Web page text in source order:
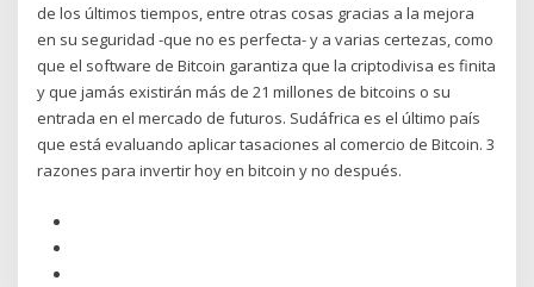
de los últimos tiempos, entre otras cosas gracias a la mejora
en su seguridad -que no es perfecta- y a varias certezas, como
que el software de Bitcoin garantiza que la criptodivisa es finita
y que jamás existirán más de 21 millones de bitcoins o su
entrada en el mercado de futuros. Sudáfrica es el último país
que está evaluando aplicar tasaciones al comercio de Bitcoin. 3
razones para invertir hoy en bitcoin y no después.